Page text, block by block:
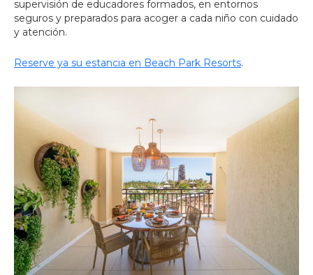
supervisión de educadores formados, en entornos
seguros y preparados para acoger a cada niño con cuidado
y atención.
Reserve ya su estancia en Beach Park Resorts.